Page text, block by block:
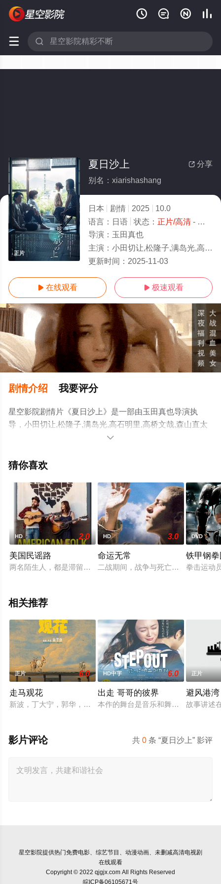
   
 
正片
 分享
夏日沙上
别名：xiarishashang
日本 剧情 2025
10.0
语言： 日语 状态： 正片/高清- 免费在线观看
导演： 玉田真也
主演： 小田切让,松隆子,满岛光,高石明里,高桥文哉,森山直太朗,光石研
更新时间： 2025-11-03
 在线观看  极速观看
剧情介绍 我要评分
星空影院剧情片《夏日沙上》是一部由玉田真也导演执
导，小田切让,松隆子,满岛光,高石明里,高桥文哉,森山直太
朗,光石研等明星演员精彩演绎的日本电影，手机免费观看
息可移步至豆瓣电影、电视猫或剧情网等平台了解。

猜你喜欢
HD 2.0
美国民谣路
两名陌生人，都是滞留在加利福尼亚州的民间音乐家，在911事
HD 3.0
命运无常
二战期间，战争与死亡的阴云笼罩整
DVD
铁甲钢
拳击运动
相关推荐
正片 6.0
走马观花
新波，丁大宁，郭华，程一木他们毕业于同一所大学。他们和
HD中字 6.0
出走 哥哥的彼界
本作的舞台是音乐和舞蹈融入生活的
正片
避风港湾
故事讲述
共0 条 “夏日沙上” 影评
影片评论
星空影院提供热门免费电影、综艺节目、动漫动画、未删减高清电视剧
在线观看
Copyright © 2022 qjgjx.com All Rights Reserved
皖ICP备06105671号